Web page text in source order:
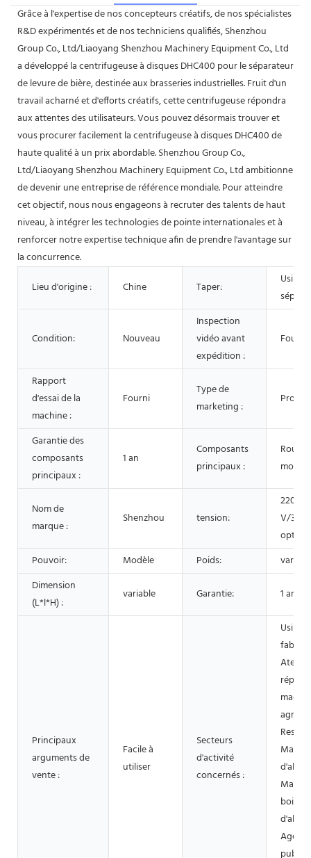
Grâce à l'expertise de nos concepteurs créatifs, de nos spécialistes
R&D expérimentés et de nos techniciens qualifiés, Shenzhou
Group Co., Ltd/Liaoyang Shenzhou Machinery Equipment Co., Ltd
a développé la centrifugeuse à disques DHC400 pour le séparateur
de levure de bière, destinée aux brasseries industrielles. Fruit d'un
travail acharné et d'efforts créatifs, cette centrifugeuse répondra
aux attentes des utilisateurs. Vous pouvez désormais trouver et
vous procurer facilement la centrifugeuse à disques DHC400 de
haute qualité à un prix abordable. Shenzhou Group Co.,
Ltd/Liaoyang Shenzhou Machinery Equipment Co., Ltd ambitionne
de devenir une entreprise de référence mondiale. Pour atteindre
cet objectif, nous nous engageons à recruter des talents de haut
niveau, à intégrer les technologies de pointe internationales et à
renforcer notre expertise technique afin de prendre l'avantage sur
la concurrence.
Lieu d'origine :
Chine Taper:
Usine
Condition: Nouveau
Inspection
vidéo avant
expédition :
Fourni
Rapport
d'essai de la
machine :
Fourni
Type de
marketing :
Garantie des
composants
principaux :
1 an
Composants
principaux :
moteur
Nom de
marque :
Shenzhou tension:
220
V/380
option
Pouvoir:
Modèle Poids:
Dimension
(L*l*H) :
variable Garantie: 1 an
Principaux
arguments de
vente :
Facile à
utiliser
Secteurs
d'activité
concernés :
Usine
Atelier